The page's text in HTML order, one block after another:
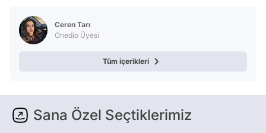
Ceren Tarı
Onedio Üyesi
Tüm içerikleri
Sana Özel Seçtiklerimiz